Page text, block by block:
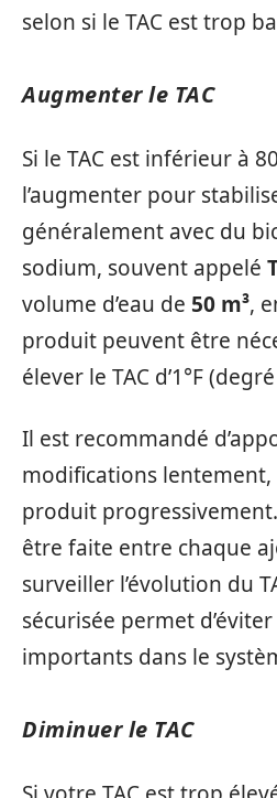
selon si le TAC est trop
Augmenter le TAC
Si le TAC est inférieur à
l’augmenter pour
généralement avec du
sodium, souvent appelé
volume d’eau de 50 m³,
produit peuvent être
élever le TAC d’1°F
Il est recommandé
modifications
produit
être faite entre chaque
surveiller l’évolution du
sécurisée permet
importants dans le
Diminuer le TAC